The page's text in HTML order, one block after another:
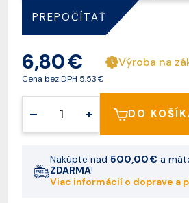
PREPOČÍTAŤ
6,80 €
Cena bez DPH 5,53 €
Výroba na
– + DO
Nakúpte nad 500,00 € a
ZDARMA!
Viac informácií o doprave a